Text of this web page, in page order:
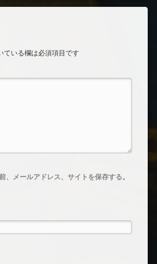
ている欄は必須項目です
メールアドレス、サイトを保存する。